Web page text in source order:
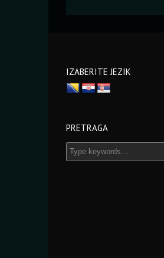
IZABERITE JEZIK
PRETRAGA